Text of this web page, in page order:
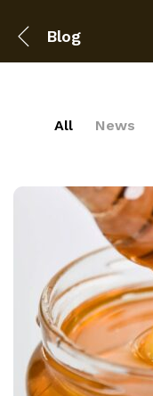
Blog
All News